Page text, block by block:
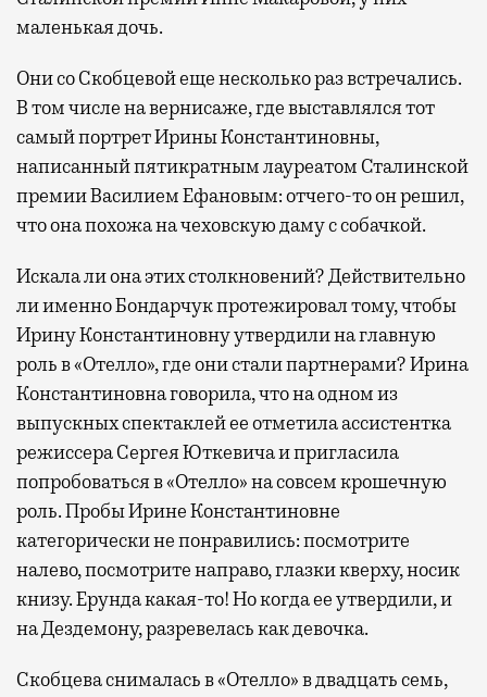
маленькая дочь.
Они со Скобцевой еще несколько раз встречались.
В том числе на вернисаже, где выставлялся тот
самый портрет Ирины Константиновны,
написанный пятикратным лауреатом Сталинской
премии Василием Ефановым: отчего-то он решил,
что она похожа на чеховскую даму с собачкой.
Искала ли она этих столкновений? Действительно
ли именно Бондарчук протежировал тому, чтобы
Ирину Константиновну утвердили на главную
роль в «Отелло», где они стали партнерами? Ирина
Константиновна говорила, что на одном из
выпускных спектаклей ее отметила ассистентка
режиссера Сергея Юткевича и пригласила
попробоваться в «Отелло» на совсем крошечную
роль. Пробы Ирине Константиновне
категорически не понравились: посмотрите
налево, посмотрите направо, глазки кверху, носик
книзу. Ерунда какая-то! Но когда ее утвердили, и
на Дездемону, разревелась как девочка.
Скобцева снималась в «Отелло» в двадцать семь,